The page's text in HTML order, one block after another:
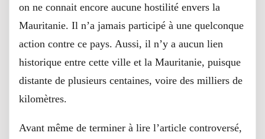
on ne connait encore aucune hostilité envers la
Mauritanie. Il n’a jamais participé à une quelconque
action contre ce pays. Aussi, il n’y a aucun lien
historique entre cette ville et la Mauritanie, puisque
distante de plusieurs centaines, voire des milliers de
kilomètres.
Avant même de terminer à lire l’article controversé,